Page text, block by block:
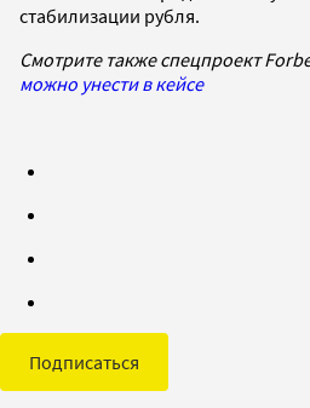
стабилизации рубля.
Смотрите также спецпроект
можно унести в кейсе
Подписаться